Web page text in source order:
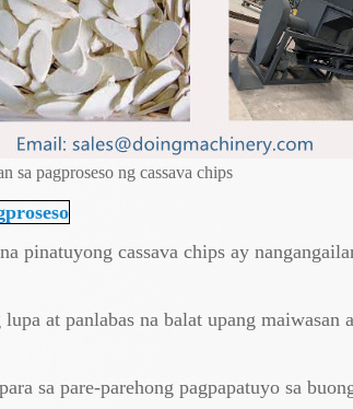
sa pagproseso ng cassava chips
pinatuyong cassava chips ay
at panlabas na balat upang
sa pare-parehong pagpapatuyo sa